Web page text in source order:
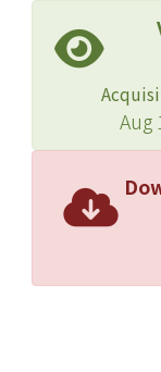
Aug